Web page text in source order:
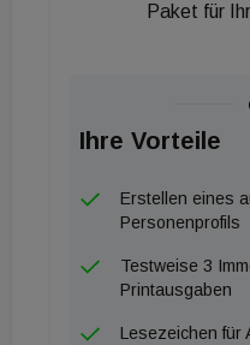
Paket für
Ihre Vorteile
Erstellen eines
Personenprofils
Testweise 3
Printausgaben
Lesezeichen für